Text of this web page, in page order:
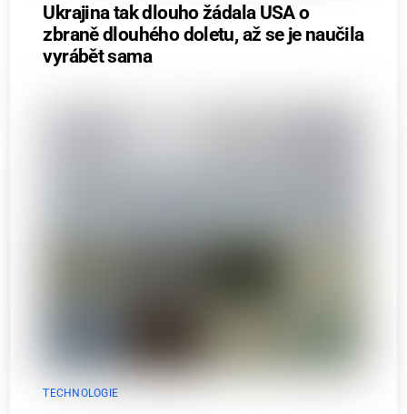
Ukrajina tak dlouho žádala USA o
zbraně dlouhého doletu, až se je naučila
vyrábět sama
TECHNOLOGIE